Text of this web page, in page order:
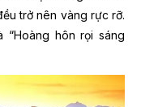
trở nên vàng rực rỡ.
hôn rọi sáng